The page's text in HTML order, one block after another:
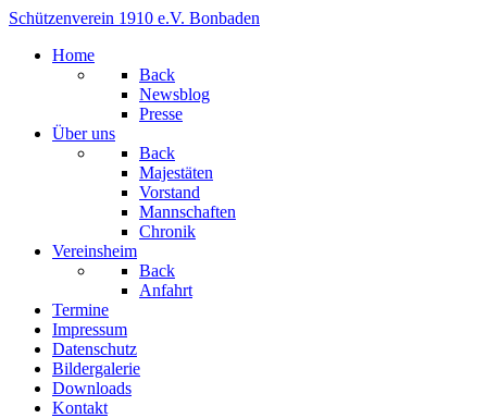
Schützenverein 1910 e.V. Bonbaden
Home
Back
Newsblog
Presse
Über uns
Back
Majestäten
Vorstand
Mannschaften
Chronik
Vereinsheim
Back
Anfahrt
Termine
Impressum
Datenschutz
Bildergalerie
Downloads
Kontakt